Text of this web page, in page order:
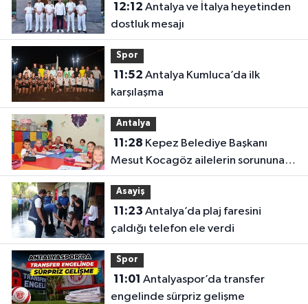
12:12
dostluk mesajı
Spor
11:52
karşılaşma
Antalya
11:28
Mesut Kocagöz ailelerin sorununa
çözüm arıyor
Asayiş
11:23
çaldığı telefon ele verdi
Spor
11:01
engelinde sürpriz gelişme